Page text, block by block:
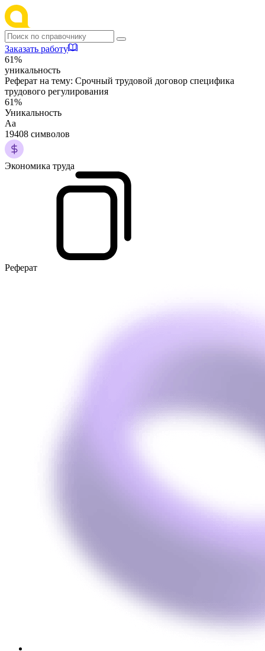
Заказать работу
61%
уникальность
Реферат на тему: Срочный трудовой договор специфика
трудового регулирования
61%
Уникальность
Аа
19408 символов
Экономика труда
Реферат